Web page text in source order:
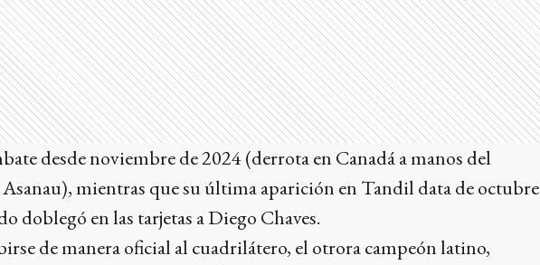
desde noviembre de 2024 (derrota en Canadá a manos del
mientras que su última aparición en Tandil data de octubre
doblegó en las tarjetas a Diego Chaves.
de manera oficial al cuadrilátero, el otrora campeón latino,